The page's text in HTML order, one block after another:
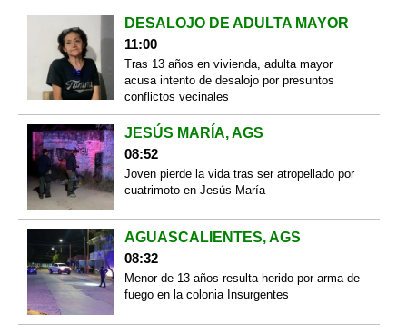
DESALOJO DE ADULTA MAYOR
11:00
Tras 13 años en vivienda, adulta mayor
acusa intento de desalojo por presuntos
conflictos vecinales
JESÚS MARÍA, AGS
08:52
Joven pierde la vida tras ser atropellado por
cuatrimoto en Jesús María
AGUASCALIENTES, AGS
08:32
Menor de 13 años resulta herido por arma de
fuego en la colonia Insurgentes